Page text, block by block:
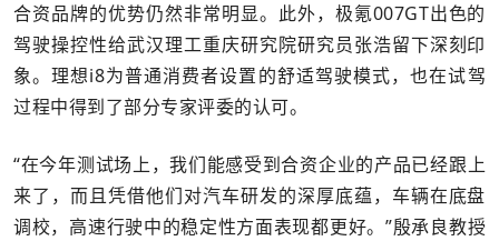
合资品牌的优势仍然非常明显。此外，极氪007GT出色的
驾驶操控性给武汉理工重庆研究院研究员张浩留下深刻印
象。理想i8为普通消费者设置的舒适驾驶模式，也在试驾
过程中得到了部分专家评委的认可。
“在今年测试场上，我们能感受到合资企业的产品已经跟上
来了，而且凭借他们对汽车研发的深厚底蕴，车辆在底盘
调校，高速行驶中的稳定性方面表现都更好。”殷承良教授